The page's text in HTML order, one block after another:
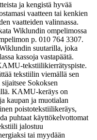
ja kengistä hyvää
vaatteen tai kenkien
vaatteiden valinnassa.
Wiklundin ompelimossa
p. 010 764 3307.
suutarilla, joka
kassoja vastapäätä.
tekstiilikierrätyspiste.
tekstiilin viemällä sen
Sokoksen
KAMU-keräys on
kaupan ja muotialan
poistotekstiilikeräys,
puhtaat käyttökelvottomat
jalostuu
tai myydään